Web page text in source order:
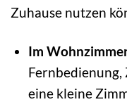
Zuhause nutzen
Im
eine kleine